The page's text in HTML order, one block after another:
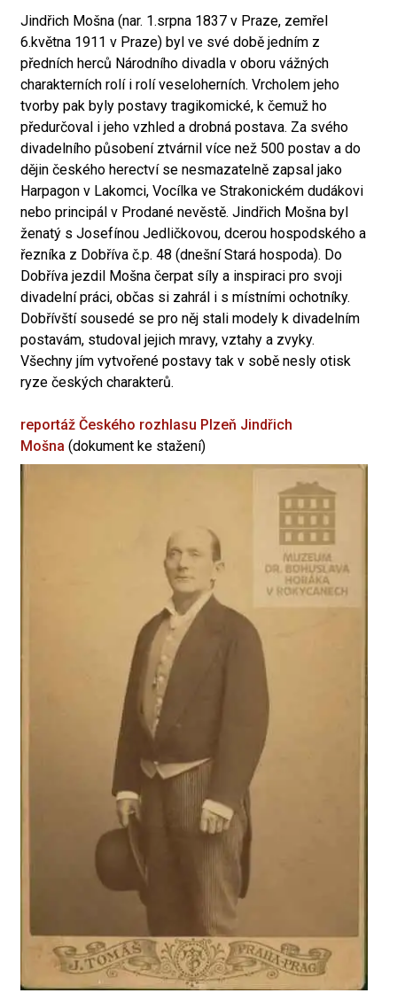
Jindřich Mošna (nar. 1.srpna 1837 v Praze, zemřel
6.května 1911 v Praze) byl ve své době jedním z
předních herců Národního divadla v oboru vážných
charakterních rolí i rolí veseloherních. Vrcholem jeho
tvorby pak byly postavy tragikomické, k čemuž ho
předurčoval i jeho vzhled a drobná postava. Za svého
divadelního působení ztvárnil více než 500 postav a do
dějin českého herectví se nesmazatelně zapsal jako
Harpagon v Lakomci, Vocílka ve Strakonickém dudákovi
nebo principál v Prodané nevěstě. Jindřich Mošna byl
ženatý s Josefínou Jedličkovou, dcerou hospodského a
řezníka z Dobříva č.p. 48 (dnešní Stará hospoda). Do
Dobříva jezdil Mošna čerpat síly a inspiraci pro svoji
divadelní práci, občas si zahrál i s místními ochotníky.
Dobřívští sousedé se pro něj stali modely k divadelním
postavám, studoval jejich mravy, vztahy a zvyky.
Všechny jím vytvořené postavy tak v sobě nesly otisk
ryze českých charakterů.
reportáž Českého rozhlasu Plzeň Jindřich
Mošna (dokument ke stažení)